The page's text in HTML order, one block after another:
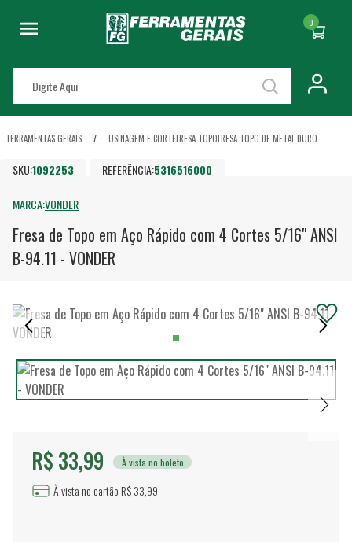
0
FERRAMENTAS GERAIS USINAGEM E CORTEFRESA TOPOFRESA TOPO DE METAL DURO
SKU:1092253 REFERÊNCIA:5316516000
MARCA:VONDER
Fresa de Topo em Aço Rápido com 4 Cortes 5/16" ANSI
B-94.11 - VONDER
R$ 33,99 À vista no boleto
À vista no cartão R$ 33,99